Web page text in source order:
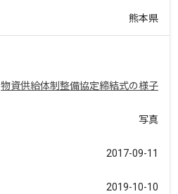
熊本県
物資供給体制整備協定締結式の様子
写真
2017-09-11
2019-10-10